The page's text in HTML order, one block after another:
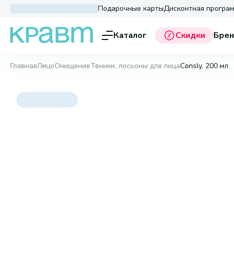
Подарочные картыДисконтная
Каталог Скидки
ГлавнаяЛицоОчищениеТоники, лосьоны для лицаConsly, 200 мл